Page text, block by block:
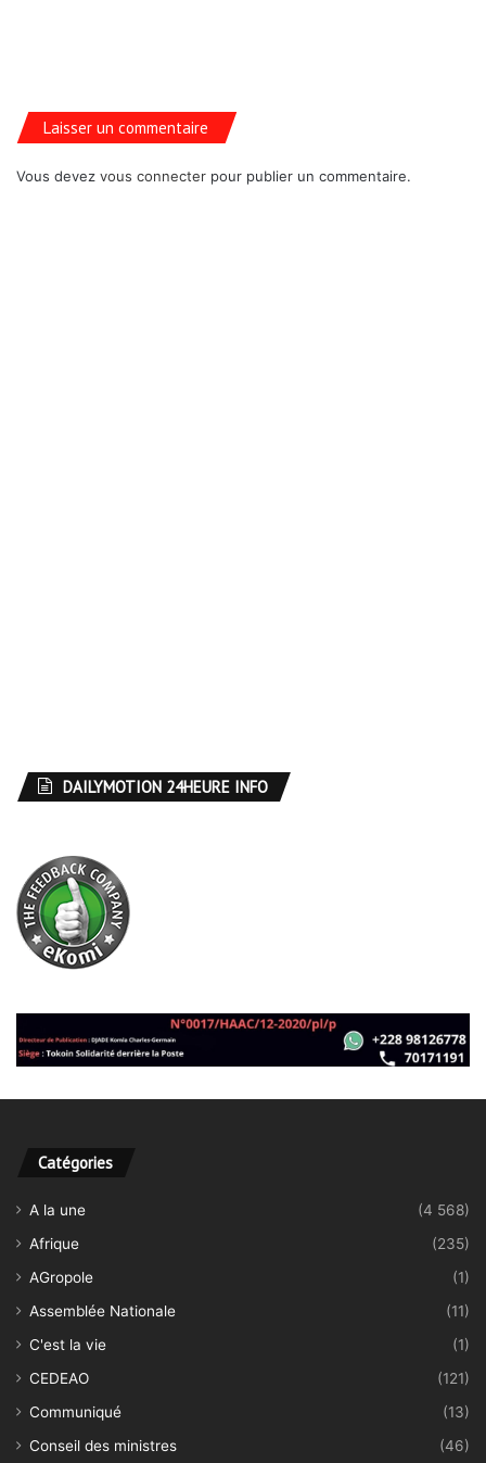
Laisser un commentaire
Vous devez vous connecter pour publier un commentaire.
DAILYMOTION 24HEURE INFO
Catégories
A la une
(4 568)
Afrique
(235)
AGropole
(1)
Assemblée Nationale
(11)
C'est la vie
(1)
CEDEAO
(121)
Communiqué
(13)
Conseil des ministres
(46)